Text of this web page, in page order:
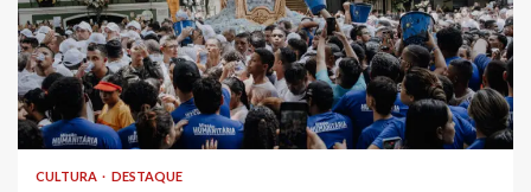
CULTURA DESTAQUE